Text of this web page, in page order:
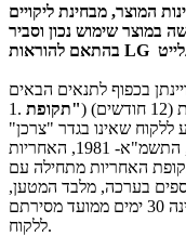
המוצר, מבחינת ליקויים
במוצר שימוש נכון וסביר
1.
(
"תקופת
ללקוח שאינו בגדר "צרכן"
כמשמעותו של מונח זה בחוק הגנת הצרכן, התשמ"א- 1981, האחריות
בלבד. תקופת האחריות מתחילה עם
בערכה, מלבד המטען,
ניתנים במתנה ותקופת האחריות בגינם הינה 30 ימים ממועד מסירתם
ללקוח.